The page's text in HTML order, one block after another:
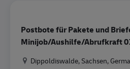
Postbote für Pakete und
Minijob/Aushilfe/Abrufkraft
Location
Dippoldiswalde, Sachsen,